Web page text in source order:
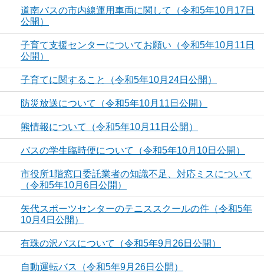
道南バスの市内線運用車両に関して（令和5年10月17日
公開）
子育て支援センターについてお願い（令和5年10月11日
公開）
子育てに関すること（令和5年10月24日公開）
防災放送について（令和5年10月11日公開）
熊情報について（令和5年10月11日公開）
バスの学生臨時便について（令和5年10月10日公開）
市役所1階窓口委託業者の知識不足、対応ミスについて
（令和5年10月6日公開）
矢代スポーツセンターのテニススクールの件（令和5年
10月4日公開）
有珠の沢バスについて（令和5年9月26日公開）
自動運転バス（令和5年9月26日公開）